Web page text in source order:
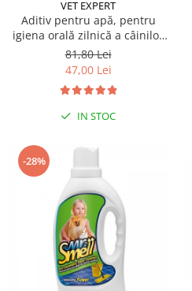
Sampoane si Balsamuri
Servetele Umede
Covorase absorbante
Curatare Ochi
Igiena Catel
Solutii Atractante si repelente
Custi transport - Pisici
Jucarii Pisici
Lese, Hamuri si Zgarzi
Paturi, perne si cosuri pentru pisici
Recompense Delicioase
VET EXPERT
Aditiv pentru apă, pentru
igiena orală zilnică a câinilor
și pisicilor Caryodent Proliqua
Vet Expert, 250ml
81,80 Lei
47,00 Lei
IN STOC
-28%